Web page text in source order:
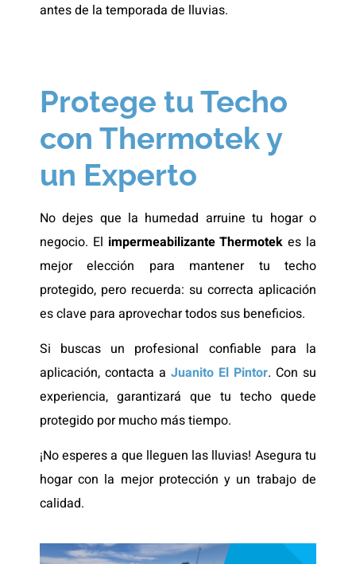
antes de la temporada de lluvias.
Protege tu Techo
con Thermotek y
un Experto
No dejes que la humedad arruine tu hogar o
negocio. El impermeabilizante Thermotek es la
mejor elección para mantener tu techo
protegido, pero recuerda: su correcta aplicación
es clave para aprovechar todos sus beneficios.
Si buscas un profesional confiable para la
aplicación, contacta a Juanito El Pintor. Con su
experiencia, garantizará que tu techo quede
protegido por mucho más tiempo.
¡No esperes a que lleguen las lluvias! Asegura tu
hogar con la mejor protección y un trabajo de
calidad.